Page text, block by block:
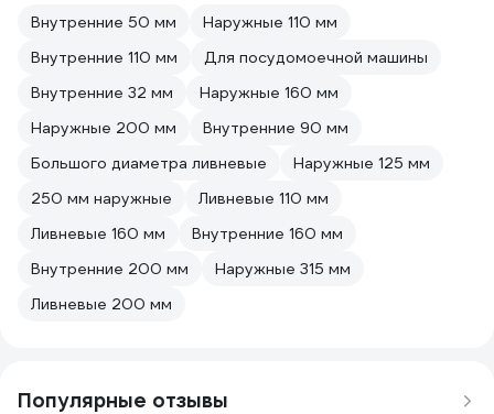
Внутренние 50 мм
Наружные 110 мм
Внутренние 110 мм
Для посудомоечной машины
Внутренние 32 мм
Наружные 160 мм
Наружные 200 мм
Внутренние 90 мм
Большого диаметра ливневые
Наружные 125 мм
250 мм наружные
Ливневые 110 мм
Ливневые 160 мм
Внутренние 160 мм
Внутренние 200 мм
Наружные 315 мм
Ливневые 200 мм
Популярные отзывы